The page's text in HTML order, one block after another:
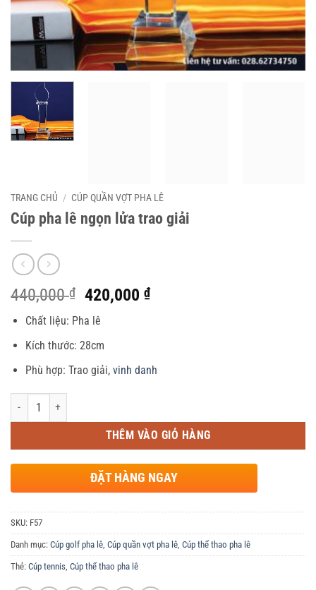
TRANG CHỦ / CÚP QUẦN VỢT PHA LÊ
Cúp pha lê ngọn lửa trao giải
440,000₫
Giá
gốc
là:
440,000 ₫.
420,000₫Giá
420,000 ₫.
Chất liệu: Pha lê
Kích thước: 28cm
Phù hợp: Trao giải, vinh danh
Số lượng
THÊM VÀO GIỎ HÀNG
ĐẶT HÀNG NGAY
SKU: F57
Danh mục: Cúp golf pha lê, Cúp quần vợt pha lê, Cúp thể thao pha lê
Thẻ: Cúp tennis, Cúp thể thao pha lê